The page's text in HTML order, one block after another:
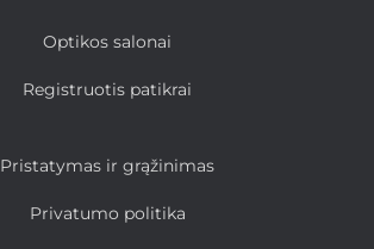
Optikos salonai
Registruotis patikrai
Pristatymas ir grąžinimas
Privatumo politika